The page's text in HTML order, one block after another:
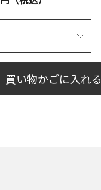
買い物かごに入れる